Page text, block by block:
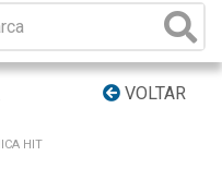
VOLTAR
HIT